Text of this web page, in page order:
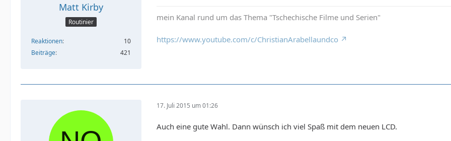
Matt Kirby
Routinier
Reaktionen
10
Beiträge
421
mein Kanal rund um das Thema "Tschechische Filme und Serien"
https://www.youtube.com/c/ChristianArabellaundco
17. Juli 2015 um 01:26
Auch eine gute Wahl. Dann wünsch ich viel Spaß mit dem neuen LCD.